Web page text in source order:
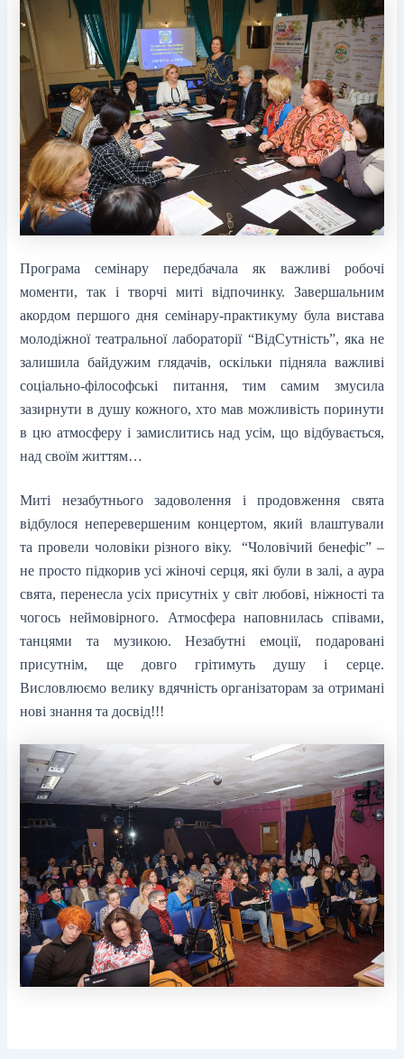
Програма семінару передбачала як важливі робочі
моменти, так і творчі миті відпочинку. Завершальним
акордом першого дня семінару-практикуму була вистава
молодіжної театральної лабораторії “ВідСутність”, яка не
залишила байдужим глядачів, оскільки підняла важливі
соціально-філософські питання, тим самим змусила
зазирнути в душу кожного, хто мав можливість поринути
в цю атмосферу і замислитись над усім, що відбувається,
над своїм життям…
Миті незабутнього задоволення і продовження свята
відбулося неперевершеним концертом, який влаштували
та провели чоловіки різного віку. “Чоловічий бенефіс” –
не просто підкорив усі жіночі серця, які були в залі, а аура
свята, перенесла усіх присутніх у світ любові, ніжності та
чогось неймовірного. Атмосфера наповнилась співами,
танцями та музикою. Незабутні емоції, подаровані
присутнім, ще довго грітимуть душу і серце.
Висловлюємо велику вдячність організаторам за отримані
нові знання та досвід!!!